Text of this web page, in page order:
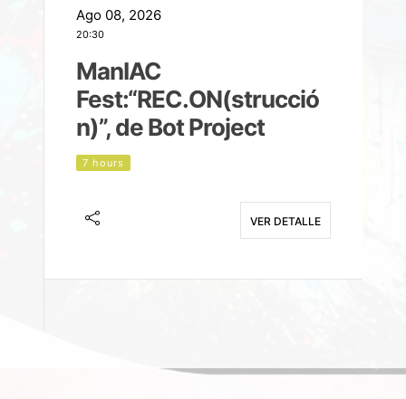
Ago 08, 2026
20:30
ManIAC
Fest:“REC.ON(strucció
n)”, de Bot Project
7 hours
VER DETALLE